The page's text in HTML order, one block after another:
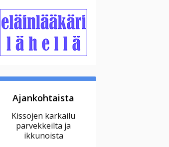
Ajankohtaista
Kissojen karkailu
parvekkeilta ja
ikkunoista